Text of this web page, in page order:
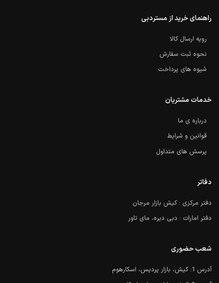
راهنمای خرید از مستردبی
رویه ارسال کالا
نحوه ثبت سفارش
شیوه های پرداخت
خدمات مشتریان
درباره ی ما
قوانین و شرایط
پرسش های متداول
دفاتر
دفتر مرکزی : کیش بازار مرجان
دفتر امارات : دبی دیره، مای تاور
شعب حضوری
آدرس 1: کیش، بازار پردیس، اسکارهوم